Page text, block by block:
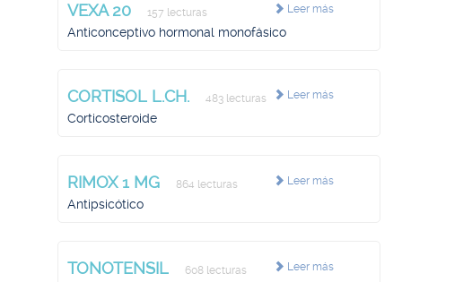
Leer más
VEXA 20 157 lecturas
Anticonceptivo hormonal monofásico
Leer más
CORTISOL L.CH. 483 lecturas
Corticosteroide
Leer más
RIMOX 1 MG 864 lecturas
Antipsicótico
Leer más
TONOTENSIL 608 lecturas